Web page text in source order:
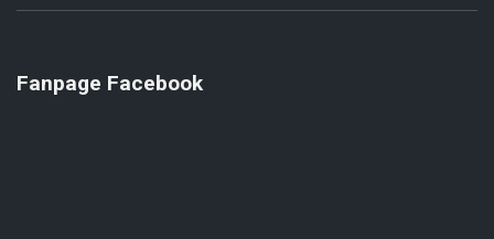
Fanpage Facebook